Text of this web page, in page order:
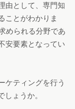
由として、専門知
ことがわかりま
められる分野であ
安要素となってい
ケティングを行う
ょうか。